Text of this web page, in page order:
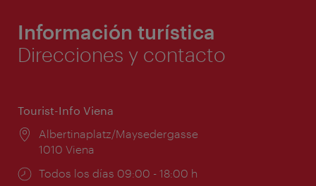
Información turística
Direcciones y contacto
Tourist-Info Viena
Lugar:
Albertinaplatz/Maysedergasse
1010 Viena
Horarios
Todos los días 09:00 - 18:00 h